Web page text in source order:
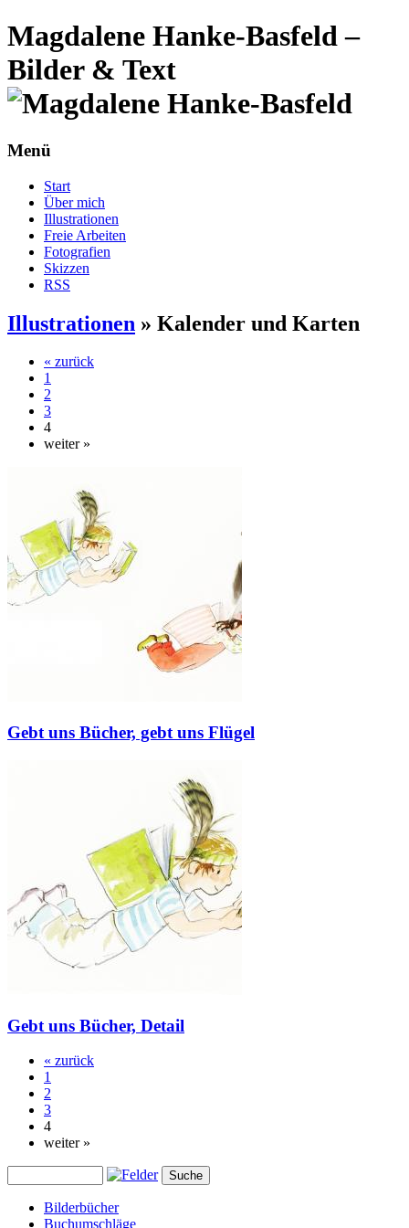
Magdalene Hanke-Basfeld –
Bilder & Text
Menü
Start
Über mich
Illustrationen
Freie Arbeiten
Fotografien
Skizzen
RSS
Illustrationen » Kalender und Karten
« zurück
1
2
3
4
weiter »
Gebt uns Bücher, gebt uns Flügel
Gebt uns Bücher, Detail
« zurück
1
2
3
4
weiter »
Bilderbücher
Buchumschläge